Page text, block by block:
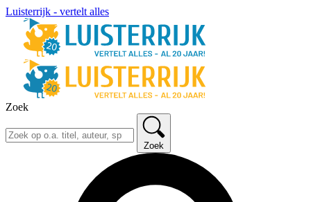
Luisterrijk - vertelt alles
Zoek
Zoek